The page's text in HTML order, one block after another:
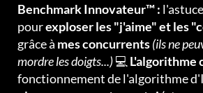
Benchmark Innovateur™ :
pourexploser les "j'aime" et les
grâce à mes concurrents(ils ne
mordre les doigts...)💻 L'algorithme
fonctionnement de l'algorithme